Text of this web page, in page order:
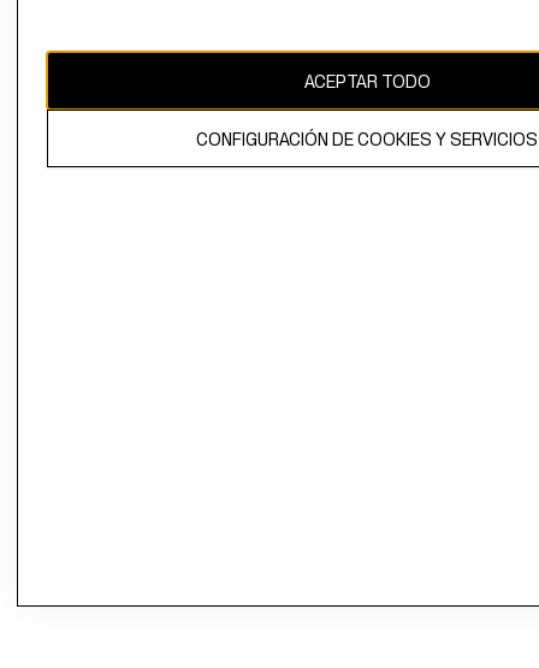
propiedad de H&M Hennes & Mauritz AB.ACEPTAR TODO
CONFIGURACIÓN DE COOKIES Y SERVICIOS